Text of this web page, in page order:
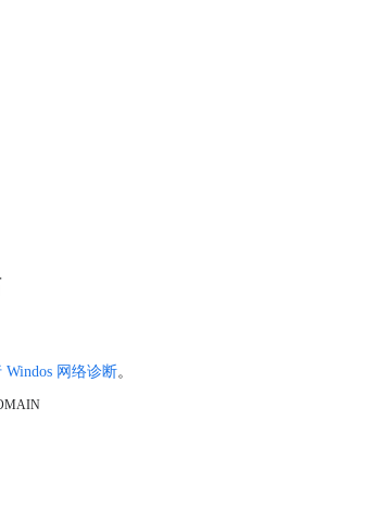
Windos 网络诊断。